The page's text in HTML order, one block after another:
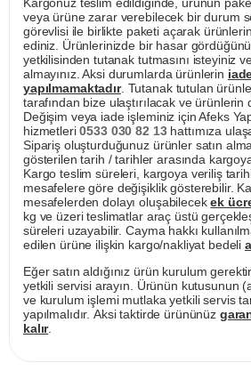
Kargonuz teslim edildiğinde, ürünün
veya ürüne zarar verebilecek bir durum
görevlisi ile birlikte paketi açarak
ediniz. Ürünlerinizde bir hasar
yetkilisinden tutanak tutmasını isteyiniz
almayınız. Aksi durumlarda ürünlerin
yapılmamaktadır. Tutanak tutulan
tarafından bize ulaştırılacak ve ürünlerin
Değişim veya iade işleminiz için Afeks
hizmetleri0533 030 82 13hattımıza
Sipariş oluşturduğunuz ürünler satın
gösterilen tarih / tarihler arasında
Kargo teslim süreleri, kargoya veriliş
mesafelere göre değişiklik gösterebilir.
mesafelerden dolayı oluşabilecekek
kg ve üzeri teslimatlar araç üstü
süreleri uzayabilir. Cayma hakkı
edilen ürüne ilişkin kargo/nakliyat bedeli
Eğer satın aldığınız ürün kurulum
yetkili servisi arayın. Ürünün kutusunun
ve kurulum işlemi mutlaka yetkili servis
yapılmalıdır. Aksi taktirde ürününüz
kalır.